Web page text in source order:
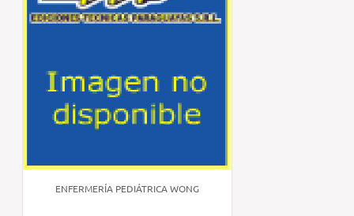
ENFERMERÍA PEDIÁTRICA WONG